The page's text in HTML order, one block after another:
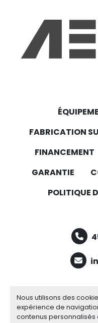
Nous utilisons des
expérience de
contenus personnalisés
FABRICATION
FINANCEMENT
GARANTIE
POLITIQUE